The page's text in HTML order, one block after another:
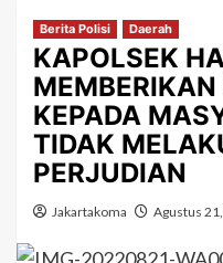
Berita Polisi Daerah
KAPOLSEK
KEPADA
TIDAK
PERJUDIAN
Jakartakoma Agustus